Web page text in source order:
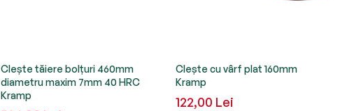
Clește tăiere bolțuri 460mm
diametru maxim 7mm 40 HRC
Kramp
Clește cu vârf plat 160mm
Kramp
122,00 Lei